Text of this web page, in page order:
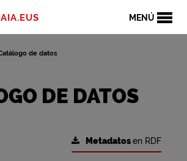
MENÚ
de datos
DE DATOS
Metadatosen RDF